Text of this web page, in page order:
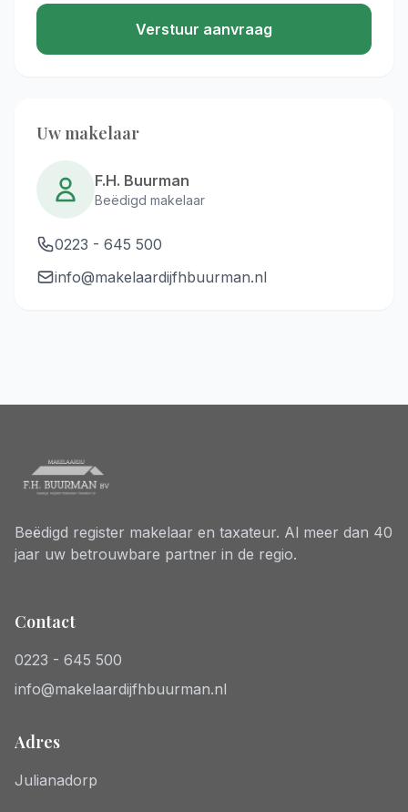
Verstuur aanvraag
Uw makelaar
F.H. Buurman
Beëdigd makelaar
0223 - 645 500
info@makelaardijfhbuurman.nl
Beëdigd register makelaar en taxateur. Al meer dan 40
jaar uw betrouwbare partner in de regio.
Contact
0223 - 645 500
info@makelaardijfhbuurman.nl
Adres
Julianadorp